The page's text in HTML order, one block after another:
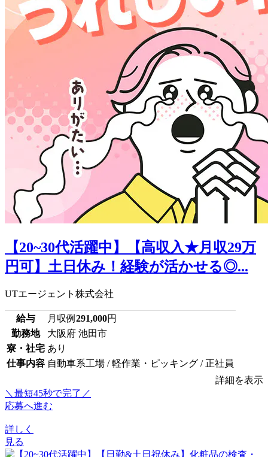
【20~30代活躍中】【高収入★月収29万
円可】土日休み！経験が活かせる◎...
UTエージェント株式会社
給与 月収例 291,000円
勤務地
大阪府 池田市
寮・社宅 あり
仕事内容 自動車系工場 / 軽作業・ピッキング / 正社員
詳細を表示
＼最短45秒で完了／
応募へ進む
詳しく
見る